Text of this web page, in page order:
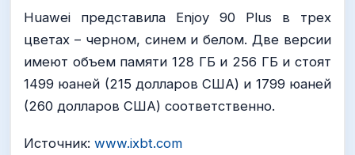
Huawei представила Enjoy 90 Plus в трех
цветах – черном, синем и белом. Две версии
имеют объем памяти 128 ГБ и 256 ГБ и стоят
1499 юаней (215 долларов США) и 1799 юаней
(260 долларов США) соответственно.
Источник: www.ixbt.com